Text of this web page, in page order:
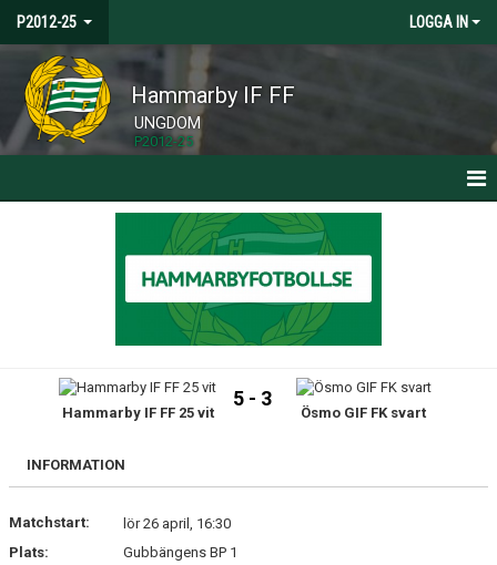
P2012-25 LOGGA IN
Hammarby IF FF
UNGDOM
P2012-25
TRUPPEN
BILDGALLERI
KONTAKT
Hammarby IF FF 25 vit
5 - 3
Ösmo GIF FK svart
INFORMATION
Matchstart:
lör 26 april, 16:30
Plats:
Gubbängens BP 1